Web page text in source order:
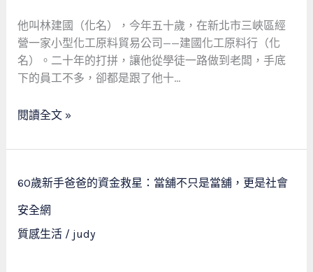
交
會
他叫林建國（化名），今年五十歲，在新北市三峽區經
營一家小型化工原料貿易公司——建國化工原料行（化
名）。二十年的打拼，讓他從學徒一路做到老闆，手底
下的員工不多，卻都是跟了他十…
地
重
生：
當
不
是
當，
是
社
閱讀全文 »
60歲新手爸爸的資金救星：當舖不只是當舖，更是社會
安全網
質感生活/ judy
新
手